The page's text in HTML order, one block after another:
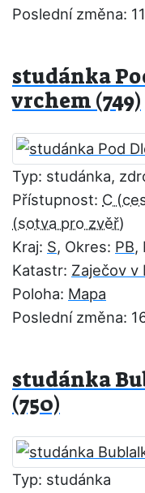
Poslední změna:
studánka
vrchem (749)
Typ: studánka,
Přístupnost: C
Kraj: S, Okres: PB,
Katastr: Zaječov v
Poloha: Mapa
Poslední změna:
studánka
(750)
Typ: studánka